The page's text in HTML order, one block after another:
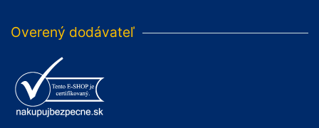
Overený dodávateľ